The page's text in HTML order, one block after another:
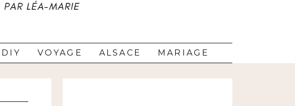
DIY VOYAGE ALSACE MARIAGE